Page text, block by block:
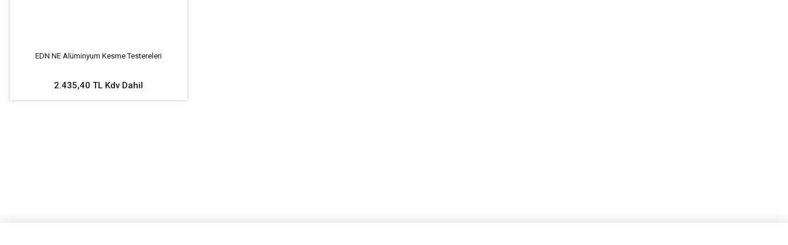
EDN NE Alüminyum Kesme Testereleri
2.435,40 TL Kdv Dahil